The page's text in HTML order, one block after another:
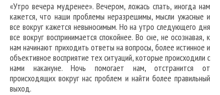
«Утро вечера мудренее». Вечером, ложась спать, иногда нам
кажется, что наши проблемы неразрешимы, мысли ужасные и
все вокруг кажется невыносимым. Но на утро следующего дня
все вокруг воспринимается спокойнее. Во сне, не осознавая, к
нам начинают приходить ответы на вопросы, более истинное и
объективное восприятие тех ситуаций, которые происходили с
нами накануне. Ночь помогает нам, отстранится от
происходящих вокруг нас проблем и найти более правильный
выход.